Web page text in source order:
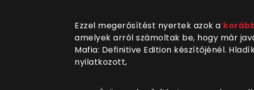
Ezzel megerősítést nyertek azok a
amelyek arról számoltak be, hogy már
Mafia: Definitive Edition készítőjénél.
nyilatkozott,